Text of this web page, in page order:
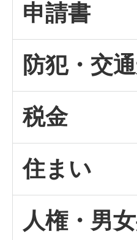
申請書
防犯・交
税金
住まい
人権・男